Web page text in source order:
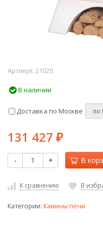
Артикул: 21020
В наличии
Доставка по Москве
131 427 ₽
- + В
К сравнению В
Категории: Камины печи